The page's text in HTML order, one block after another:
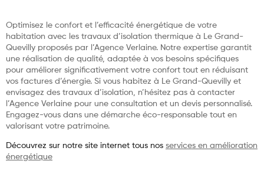
Optimisez le confort et l’efficacité énergétique de votre
habitation avec les travaux d’isolation thermique à Le Grand-
Quevilly proposés par l’Agence Verlaine. Notre expertise garantit
une réalisation de qualité, adaptée à vos besoins spécifiques
pour améliorer significativement votre confort tout en réduisant
vos factures d’énergie. Si vous habitez à Le Grand-Quevilly et
envisagez des travaux d’isolation, n’hésitez pas à contacter
l’Agence Verlaine pour une consultation et un devis personnalisé.
Engagez-vous dans une démarche éco-responsable tout en
valorisant votre patrimoine.
Découvrez sur notre site internet tous nos services en amélioration
énergétique